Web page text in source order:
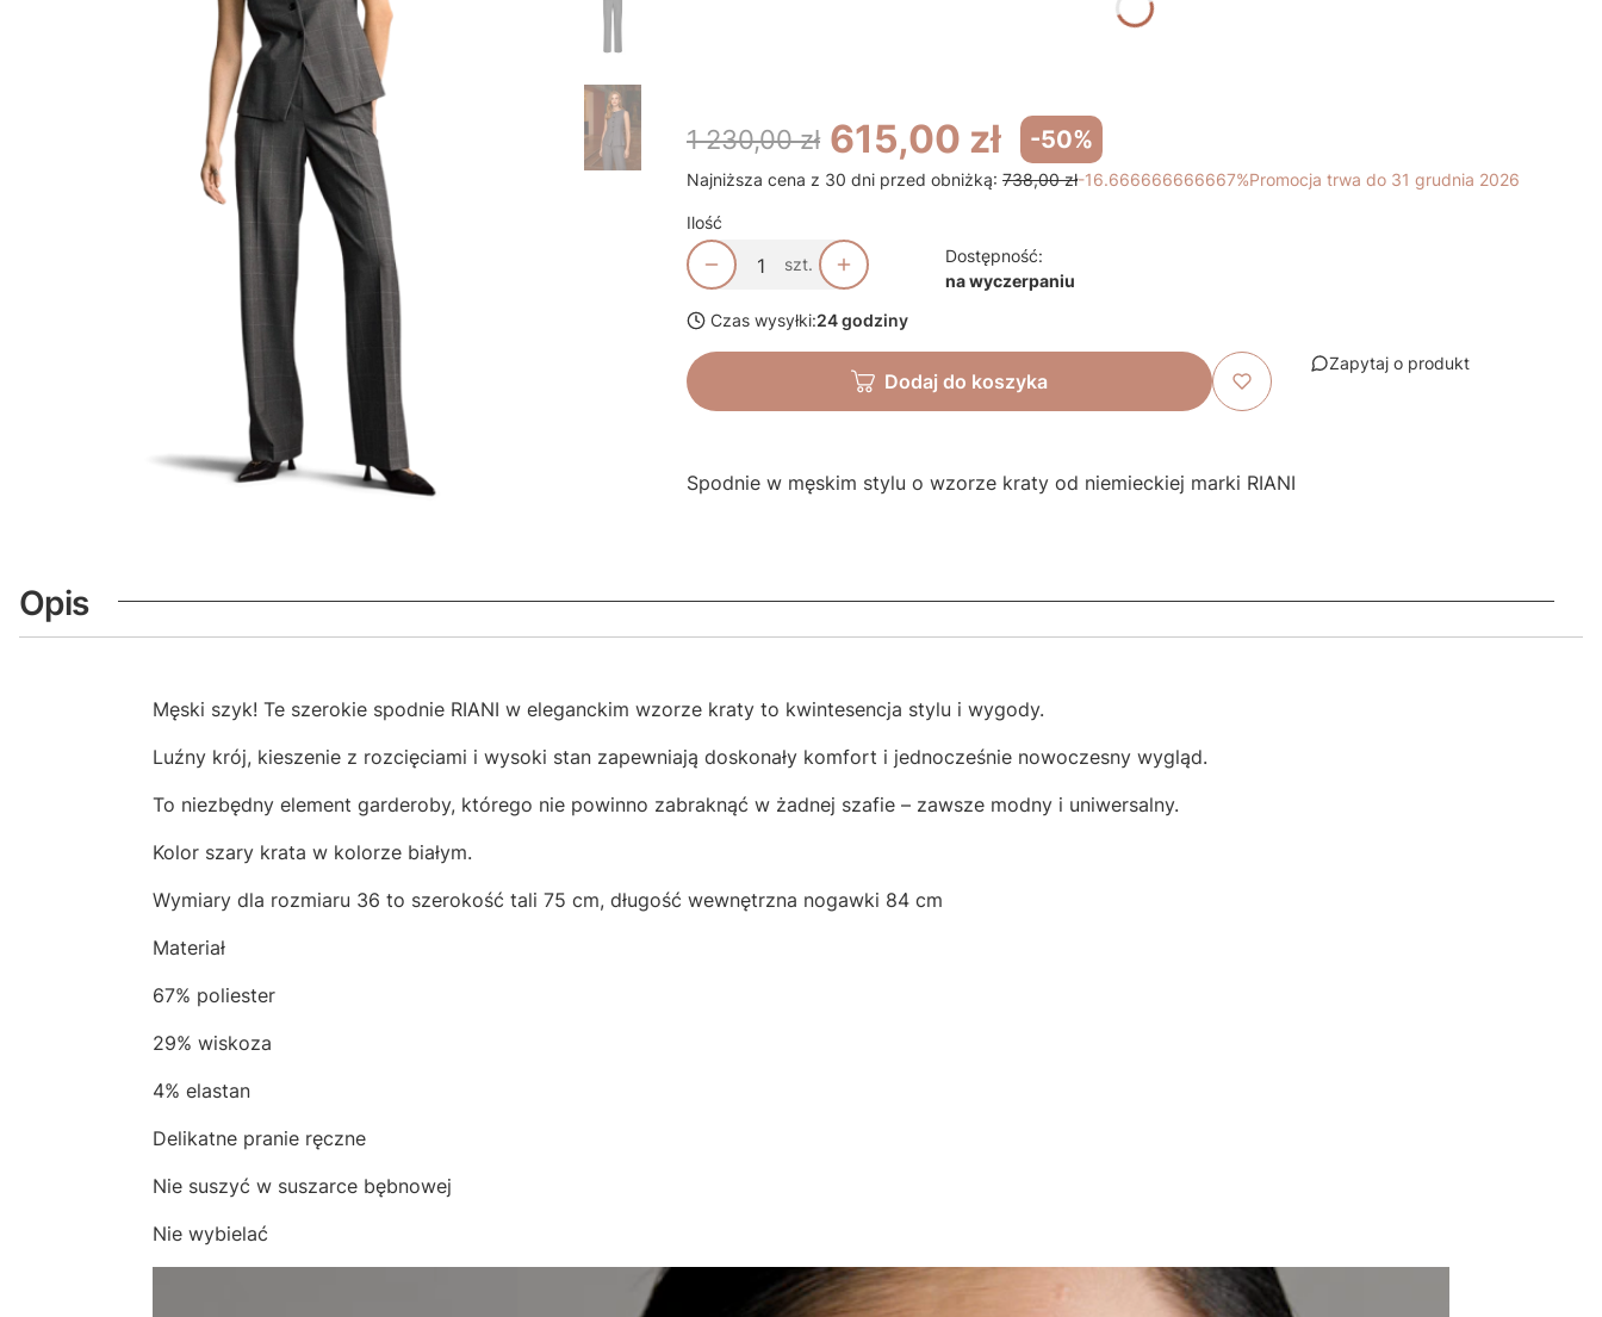
1 230,00 zł 615,00 zł -50%
Najniższa cena z 30 dni przed obniżką: 738,00 zł-16.666666666667%Promocja trwa do 31 grudnia 2026
Ilość
szt.
Dostępność:
na wyczerpaniu
Czas wysyłki:24 godziny
Dodaj do koszyka
Zapytaj o produkt
Spodnie w męskim stylu o wzorze kraty od niemieckiej marki RIANI
Opis
Męski szyk! Te szerokie spodnie RIANI w eleganckim wzorze kraty to kwintesencja stylu i wygody.
Luźny krój, kieszenie z rozcięciami i wysoki stan zapewniają doskonały komfort i jednocześnie nowoczesny wygląd.
To niezbędny element garderoby, którego nie powinno zabraknąć w żadnej szafie – zawsze modny i uniwersalny.
Kolor szary krata w kolorze białym.
Wymiary dla rozmiaru 36 to szerokość tali 75 cm, długość wewnętrzna nogawki 84 cm
Materiał
67% poliester
29% wiskoza
4% elastan
Delikatne pranie ręczne
Nie suszyć w suszarce bębnowej
Nie wybielać